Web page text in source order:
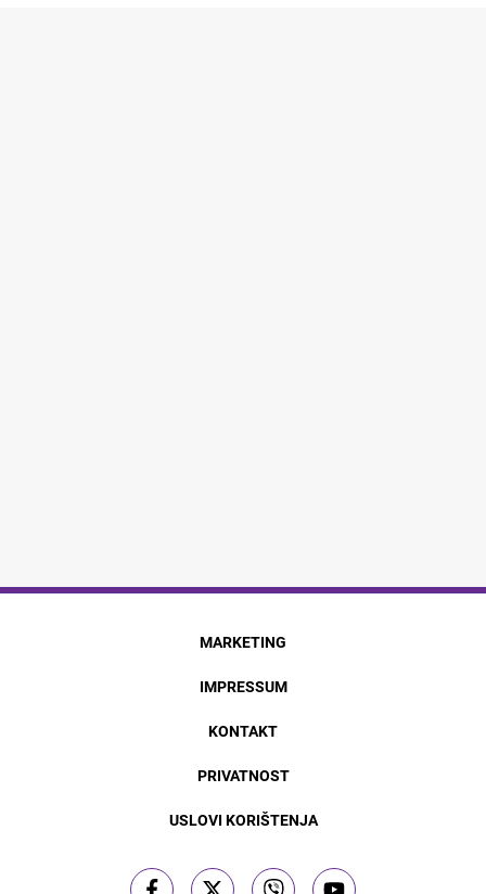
MARKETING
IMPRESSUM
KONTAKT
PRIVATNOST
USLOVI KORIŠTENJA